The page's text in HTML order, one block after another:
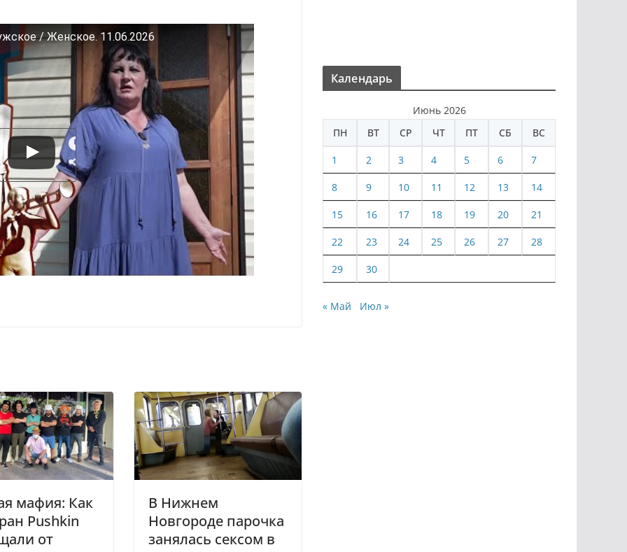
/ Женское. 11.06.2026
мафия: Как
Pushkin
от
В Нижнем
Новгороде парочка
занялась сексом в
Календарь
Июнь 2026
ПН
ВТ СР ЧТ ПТ СБ ВС
1 2 3 4 5 6 7
8 9 10 11 12 13 14
15 16 17 18 19 20 21
22 23 24 25 26 27 28
29 30
« Май Июл »